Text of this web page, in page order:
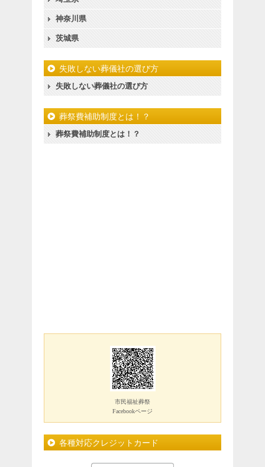
神奈川県
茨城県
失敗しない葬儀社の選び方
失敗しない葬儀社の選び方
葬祭費補助制度とは！？
葬祭費補助制度とは！？
市民福祉葬祭
Facebookページ
各種対応クレジットカード